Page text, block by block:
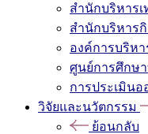
สำนักบริหาร
สำนักบริหาร
องค์การบริห
ศูนย์การศึกษ
การประเมินอ
วิจัยและนวัตกรรม
ย้อนกลับ